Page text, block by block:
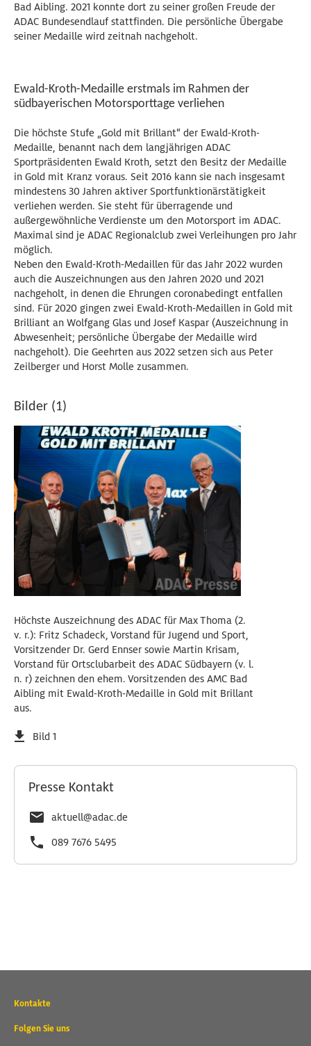
Bad Aibling. 2021 konnte dort zu seiner großen Freude der
ADAC Bundesendlauf stattfinden. Die persönliche Übergabe
seiner Medaille wird zeitnah nachgeholt.
Ewald-Kroth-Medaille erstmals im Rahmen der
südbayerischen Motorsporttage verliehen
Die höchste Stufe „Gold mit Brillant“ der Ewald-Kroth-
Medaille, benannt nach dem langjährigen ADAC
Sportpräsidenten Ewald Kroth, setzt den Besitz der Medaille
in Gold mit Kranz voraus. Seit 2016 kann sie nach insgesamt
mindestens 30 Jahren aktiver Sportfunktionärstätigkeit
verliehen werden. Sie steht für überragende und
außergewöhnliche Verdienste um den Motorsport im ADAC.
Maximal sind je ADAC Regionalclub zwei Verleihungen pro Jahr
möglich.
Neben den Ewald-Kroth-Medaillen für das Jahr 2022 wurden
auch die Auszeichnungen aus den Jahren 2020 und 2021
nachgeholt, in denen die Ehrungen coronabedingt entfallen
sind. Für 2020 gingen zwei Ewald-Kroth-Medaillen in Gold mit
Brilliant an Wolfgang Glas und Josef Kaspar (Auszeichnung in
Abwesenheit; persönliche Übergabe der Medaille wird
nachgeholt). Die Geehrten aus 2022 setzen sich aus Peter
Zeilberger und Horst Molle zusammen.
Bilder (1)
Höchste Auszeichnung des ADAC für Max Thoma (2.
v. r.): Fritz Schadeck, Vorstand für Jugend und Sport,
Vorsitzender Dr. Gerd Ennser sowie Martin Krisam,
Vorstand für Ortsclubarbeit des ADAC Südbayern (v. l.
n. r) zeichnen den ehem. Vorsitzenden des AMC Bad
Aibling mit Ewald-Kroth-Medaille in Gold mit Brillant
aus.
Bild 1
Presse Kontakt
aktuell@adac.de
089 7676 5495
Wichtige
und
Kontakte
Folgen Sie uns